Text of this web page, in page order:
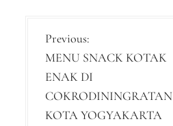
P
o
s
t
Previous:
MENU SNACK KOTAK
ENAK DI
COKRODININGRATAN
KOTA YOGYAKARTA